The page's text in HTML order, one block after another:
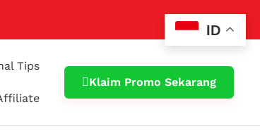
Tips
Klaim Promo Sekarang
ID